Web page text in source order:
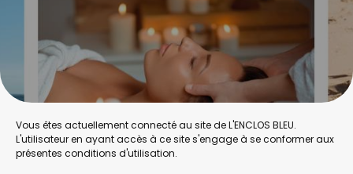
Vous êtes actuellement connecté au site de L'ENCLOS BLEU.
L'utilisateur en ayant accès à ce site s'engage à se conformer aux
présentes conditions d'utilisation.